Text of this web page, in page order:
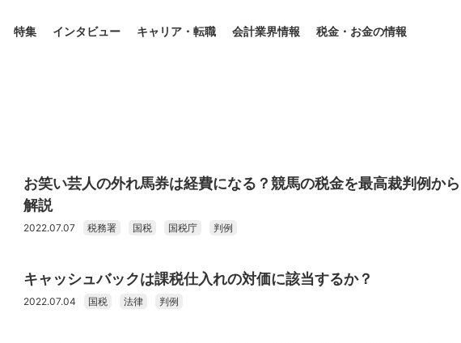
特集 インタビュー キャリア・転職 会計業界情報 税金・お金の情報
お笑い芸人の外れ馬券は経費になる？競馬の税金を最高裁判例から
解説
2022.07.07 税務署 国税 国税庁 判例
キャッシュバックは課税仕入れの対価に該当するか？
2022.07.04 国税 法律 判例